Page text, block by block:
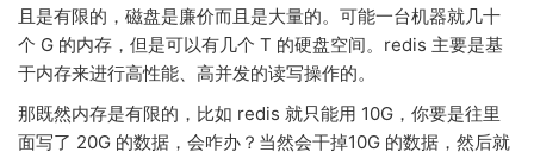
且是有限的，磁盘是廉价而且是大量的。可能一台机器就几十
个 G 的内存，但是可以有几个 T 的硬盘空间。redis 主要是基
于内存来进行高性能、高并发的读写操作的。
那既然内存是有限的，比如 redis 就只能用 10G，你要是往里
面写了 20G 的数据，会咋办？当然会干掉10G 的数据，然后就